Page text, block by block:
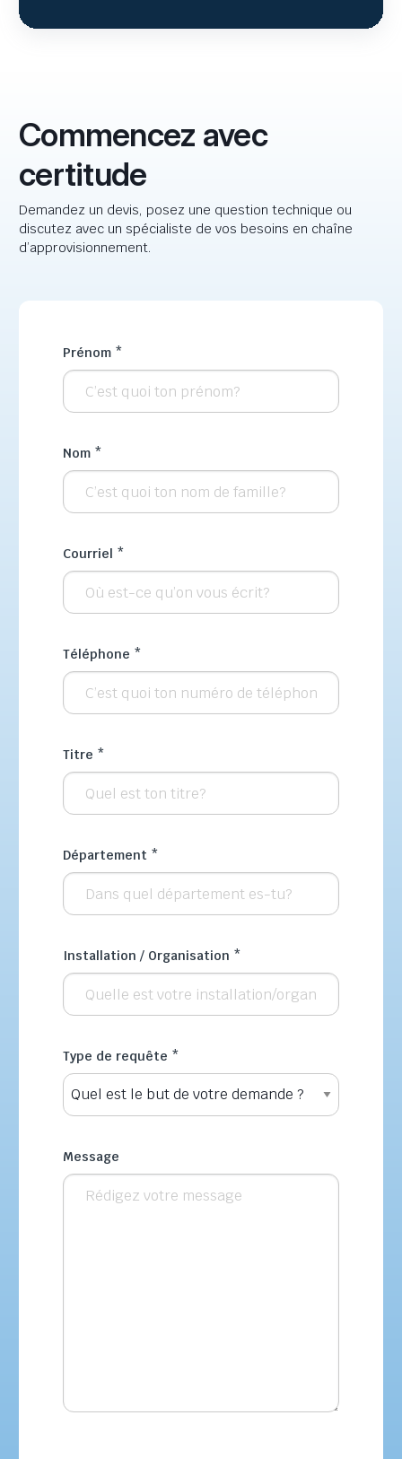
Commencez avec
certitude
Demandez un devis, posez une question technique ou
discutez avec un spécialiste de vos besoins en chaîne
d’approvisionnement.
Prénom *
Nom *
Courriel *
Téléphone *
Titre *
Département *
Installation / Organisation *
Type de requête *
Message